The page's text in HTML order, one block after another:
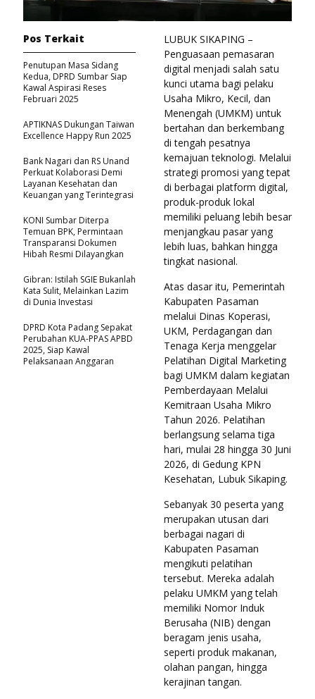
LUBUK SIKAPING –
Penguasaan pemasaran
digital menjadi salah satu
kunci utama bagi pelaku
Usaha Mikro, Kecil, dan
Menengah (UMKM) untuk
bertahan dan berkembang
di tengah pesatnya
kemajuan teknologi. Melalui
strategi promosi yang tepat
di berbagai platform digital,
produk-produk lokal
memiliki peluang lebih besar
menjangkau pasar yang
lebih luas, bahkan hingga
tingkat nasional.
Atas dasar itu, Pemerintah
Kabupaten Pasaman
melalui Dinas Koperasi,
UKM, Perdagangan dan
Tenaga Kerja menggelar
Pelatihan Digital Marketing
bagi UMKM dalam kegiatan
Pemberdayaan Melalui
Kemitraan Usaha Mikro
Tahun 2026. Pelatihan
berlangsung selama tiga
hari, mulai 28 hingga 30 Juni
2026, di Gedung KPN
Kesehatan, Lubuk Sikaping.
Sebanyak 30 peserta yang
merupakan utusan dari
berbagai nagari di
Kabupaten Pasaman
mengikuti pelatihan
tersebut. Mereka adalah
pelaku UMKM yang telah
memiliki Nomor Induk
Berusaha (NIB) dengan
beragam jenis usaha,
seperti produk makanan,
olahan pangan, hingga
kerajinan tangan.
Pos Terkait
Penutupan Masa Sidang
Kedua, DPRD Sumbar Siap
Kawal Aspirasi Reses
Februari 2025
APTIKNAS Dukungan Taiwan
Excellence Happy Run 2025
Bank Nagari dan RS Unand
Perkuat Kolaborasi Demi
Layanan Kesehatan dan
Keuangan yang Terintegrasi
KONI Sumbar Diterpa
Temuan BPK, Permintaan
Transparansi Dokumen
Hibah Resmi Dilayangkan
Gibran: Istilah SGIE Bukanlah
Kata Sulit, Melainkan Lazim
di Dunia Investasi
DPRD Kota Padang Sepakat
Perubahan KUA-PPAS APBD
2025, Siap Kawal
Pelaksanaan Anggaran